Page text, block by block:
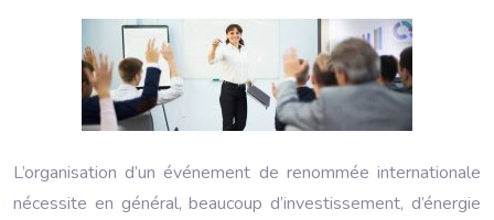
L’organisation d’un événement de renommée internationale
nécessite en général, beaucoup d’investissement, d’énergie